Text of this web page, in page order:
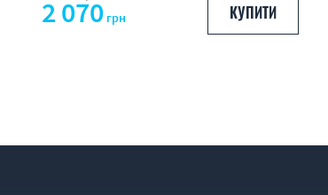
2 070 грн КУПИТИ